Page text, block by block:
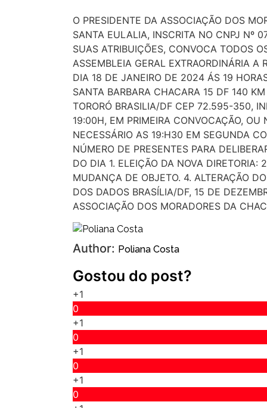
O PRESIDENTE DA ASSOCIAÇÃO DOS
SANTA EULALIA, INSCRITA NO CNPJ Nº
SUAS ATRIBUIÇÕES, CONVOCA TODOS
ASSEMBLEIA GERAL EXTRAORDINÁRIA A
DIA 18 DE JANEIRO DE 2024 ÁS 19
SANTA BARBARA CHACARA 15 DF 140
TORORÓ BRASILIA/DF CEP 72.595-350,
19:00H, EM PRIMEIRA CONVOCAÇÃO, OU
NECESSÁRIO AS 19:H30 EM SEGUNDA
NÚMERO DE PRESENTES PARA
DO DIA 1. ELEIÇÃO DA NOVA DIRETORIA:
MUDANÇA DE OBJETO. 4. ALTERAÇÃO
DOS DADOS BRASÍLIA/DF, 15 DE
ASSOCIAÇÃO DOS MORADORES DA
Author: Poliana Costa
Gostou do post?
+1
0
+1
0
+1
0
+1
0